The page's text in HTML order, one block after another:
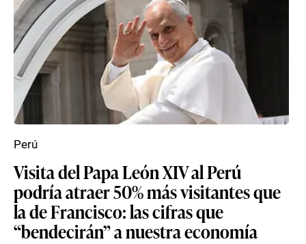
Visita del Papa León XIV al Perú
podría atraer 50% más visitantes que
la de Francisco: las cifras que
“bendecirán” a nuestra economía
Perú